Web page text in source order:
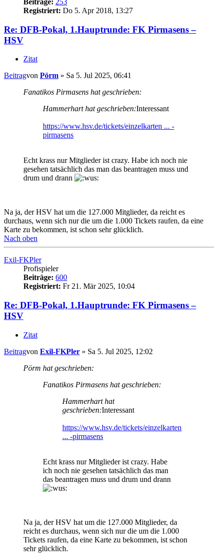
Beiträge: 253
Registriert: Do 5. Apr 2018, 13:27
Re: DFB-Pokal, 1.Hauptrunde: FK Pirmasens –
HSV
Zitat
Beitragvon Pörm » Sa 5. Jul 2025, 06:41
Fanatikos Pirmasens hat geschrieben:
Hammerhart hat geschrieben:Interessant
https://www.hsv.de/tickets/einzelkarten ... -
pirmasens
Echt krass nur Mitglieder ist crazy. Habe ich noch nie
gesehen tatsächlich das man das beantragen muss und
drum und drann
Na ja, der HSV hat um die 127.000 Mitglieder, da reicht es
durchaus, wenn sich nur die um die 1.000 Tickets raufen, da eine
Karte zu bekommen, ist schon sehr glücklich.
Nach oben
Exil-FKPler
Profispieler
Beiträge: 600
Registriert: Fr 21. Mär 2025, 10:04
Re: DFB-Pokal, 1.Hauptrunde: FK Pirmasens –
HSV
Zitat
Beitragvon Exil-FKPler » Sa 5. Jul 2025, 12:02
Pörm hat geschrieben:
Fanatikos Pirmasens hat geschrieben:
Hammerhart hat
geschrieben:Interessant
https://www.hsv.de/tickets/einzelkarten
... -pirmasens
Echt krass nur Mitglieder ist crazy. Habe
ich noch nie gesehen tatsächlich das man
das beantragen muss und drum und drann
Na ja, der HSV hat um die 127.000 Mitglieder, da
reicht es durchaus, wenn sich nur die um die 1.000
Tickets raufen, da eine Karte zu bekommen, ist schon
sehr glücklich.